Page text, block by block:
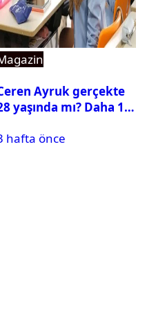
Ayruk gerçekte
yaşında mı? Daha 17
hafta önce